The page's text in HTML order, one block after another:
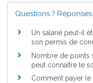
Questions ? Réponses
Un salarié peut-il
son permis de
Nombre de points
peut connaître le
Comment payer